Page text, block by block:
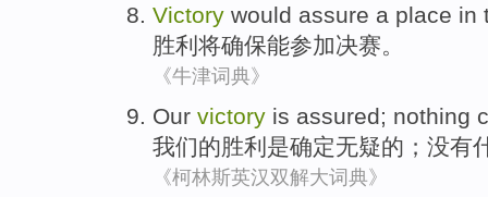
Victory would assure a place in
胜利 将确保能参加决赛 。
《牛津词典》
Our victory is assured; nothing
我们的胜利 是确定无疑的； 没有
《柯林斯英汉双解大词典》